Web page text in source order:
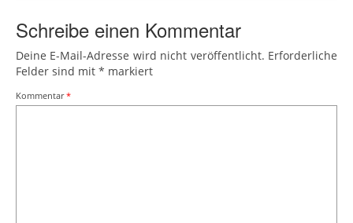
Schreibe einen Kommentar
Deine E-Mail-Adresse wird nicht veröffentlicht. Erforderliche
Felder sind mit * markiert
Kommentar*